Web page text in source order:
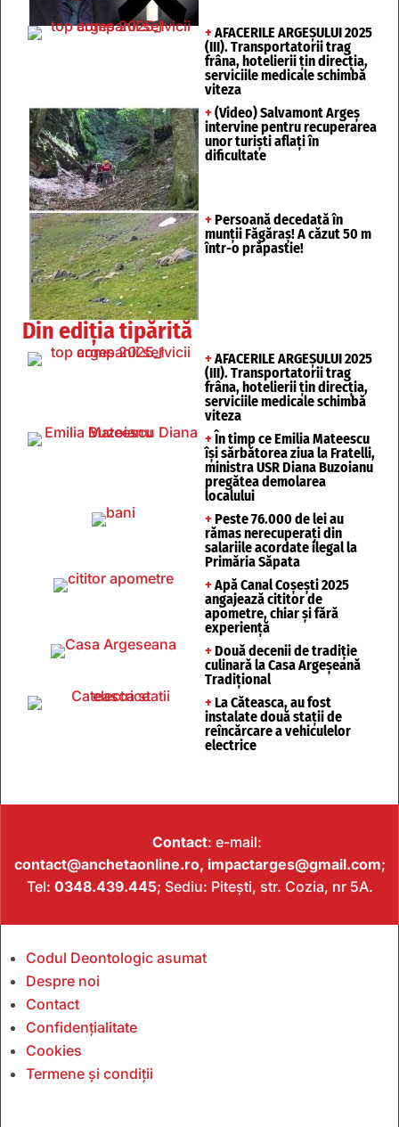
+ AFACERILE ARGEȘULUI 2025
(III). Transportatorii trag
frâna, hotelierii țin direcția,
serviciile medicale schimbă
viteza
+ (Video) Salvamont Argeș
intervine pentru recuperarea
unor turişti aflaţi în
dificultate
+ Persoană decedată în
munții Făgăraș! A căzut 50 m
într-o prăpastie!
Din ediția tipărită
+ AFACERILE ARGEȘULUI 2025
(III). Transportatorii trag
frâna, hotelierii țin direcția,
serviciile medicale schimbă
viteza
+ În timp ce Emilia Mateescu
își sărbătorea ziua la Fratelli,
ministra USR Diana Buzoianu
pregătea demolarea
localului
+ Peste 76.000 de lei au
rămas nerecuperați din
salariile acordate ilegal la
Primăria Săpata
+ Apă Canal Coșești 2025
angajează cititor de
apometre, chiar și fără
experiență
+ Două decenii de tradiție
culinară la Casa Argeșeană
Tradițional
+ La Căteasca, au fost
instalate două stații de
reîncărcare a vehiculelor
electrice
Contact: e-mail:
contact@anchetaonline.ro, impactarges@gmail.com;
Tel: 0348.439.445; Sediu: Pitești, str. Cozia, nr 5A.
Codul Deontologic asumat
Despre noi
Contact
Confidențialitate
Cookies
Termene și condiții